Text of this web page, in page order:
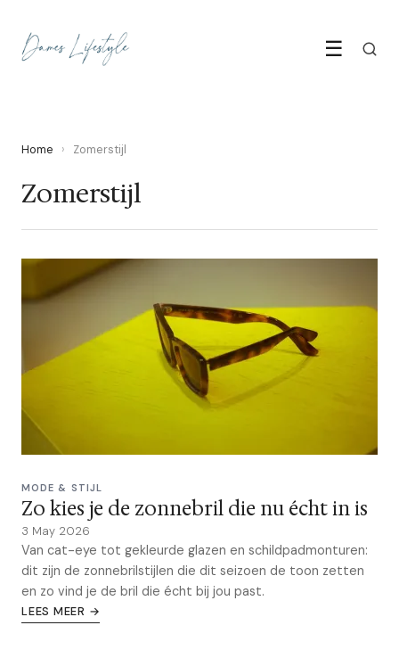
☰
Home › Zomerstijl
Zomerstijl
MODE & STIJL
Zo kies je de zonnebril die nu écht in is
3 May 2026
Van cat-eye tot gekleurde glazen en schildpadmonturen:
dit zijn de zonnebrilstijlen die dit seizoen de toon zetten
en zo vind je de bril die écht bij jou past.
LEES MEER →